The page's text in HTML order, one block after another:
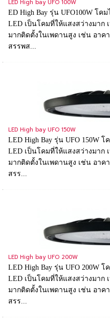
LED High bay UFO 100W
ED High Bay รุ่น UFO100W โค
LED เป็นโคมที่ให้แสงสว่างมาก
มากติดตั้งในเพดานสูง เช่น อาค
สรรพส...
LED High bay UFO 150W
LED High Bay รุ่น UFO 150W
LED เป็นโคมที่ให้แสงสว่างมาก
มากติดตั้งในเพดานสูง เช่น อาค
สรร...
LED High bay UFO 200W
LED High Bay รุ่น UFO 200W
LED เป็นโคมที่ให้แสงสว่างมาก
มากติดตั้งในเพดานสูง เช่น อาค
สรร...